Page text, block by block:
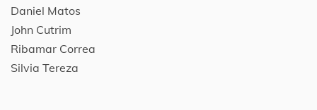
Daniel Matos
John Cutrim
Ribamar Correa
Silvia Tereza